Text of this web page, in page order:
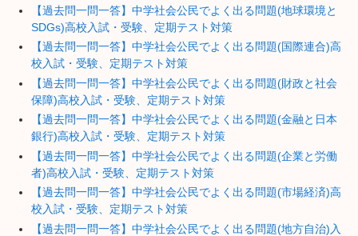
【過去問一問一答】中学社会公民でよく出る問題(地球環境と
SDGs)高校入試・受験、定期テスト対策
【過去問一問一答】中学社会公民でよく出る問題(国際連合)高
校入試・受験、定期テスト対策
【過去問一問一答】中学社会公民でよく出る問題(財政と社会
保障)高校入試・受験、定期テスト対策
【過去問一問一答】中学社会公民でよく出る問題(金融と日本
銀行)高校入試・受験、定期テスト対策
【過去問一問一答】中学社会公民でよく出る問題(企業と労働
者)高校入試・受験、定期テスト対策
【過去問一問一答】中学社会公民でよく出る問題(市場経済)高
校入試・受験、定期テスト対策
【過去問一問一答】中学社会公民でよく出る問題(地方自治)入